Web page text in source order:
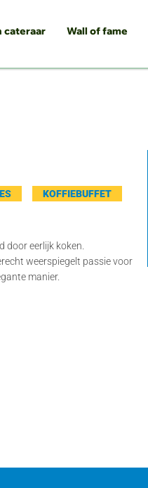
cateraar Wall of fame
KOFFIEBUFFET
door eerlijk koken.
weerspiegelt passie voor
manier.